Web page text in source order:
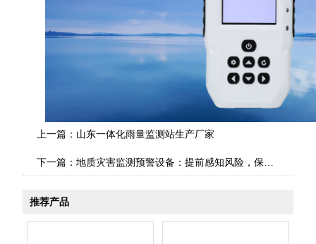
上一篇： 山东一体化雨量监测站生产厂家
下一篇： 地质灾害监测预警设备：提前感知风险，保障生命财产安全
推荐产品